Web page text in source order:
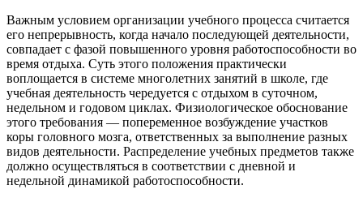
Важным условием организации учебного процесса считается
его непрерывность, когда начало последующей деятельности,
совпадает с фазой повышенного уровня работоспособности во
время отдыха. Суть этого положения практически
воплощается в системе многолетних занятий в школе, где
учебная деятельность чередуется с отдыхом в суточном,
недельном и годовом циклах. Физиологическое обоснование
этого требования — попеременное возбуждение участков
коры головного мозга, ответственных за выполнение разных
видов деятельности. Распределение учебных предметов также
должно осуществляться в соответствии с дневной и
недельной динамикой работоспособности.